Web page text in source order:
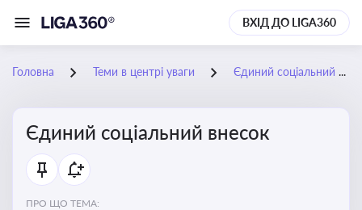
ВХІД ДО LIGA360
Головна Теми в центрі уваги Єдиний соціальний внесок
Єдиний соціальний внесок
ПРО ЩО ТЕМА: